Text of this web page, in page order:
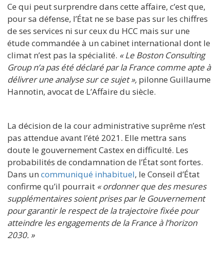
Ce qui peut surprendre dans cette affaire, c’est que,
pour sa défense, l’État ne se base pas sur les chiffres
de ses services ni sur ceux du HCC mais sur une
étude commandée à un cabinet international dont le
climat n’est pas la spécialité. « Le Boston Consulting
Group n’a pas été déclaré par la France comme apte à
délivrer une analyse sur ce sujet », pilonne Guillaume
Hannotin, avocat de L’Affaire du siècle.
La décision de la cour administrative suprême n’est
pas attendue avant l’été 2021. Elle mettra sans
doute le gouvernement Castex en difficulté. Les
probabilités de condamnation de l’État sont fortes.
Dans un communiqué inhabituel, le Conseil d’État
confirme qu’il pourrait « ordonner que des mesures
supplémentaires soient prises par le Gouvernement
pour garantir le respect de la trajectoire fixée pour
atteindre les engagements de la France à l’horizon
2030. »